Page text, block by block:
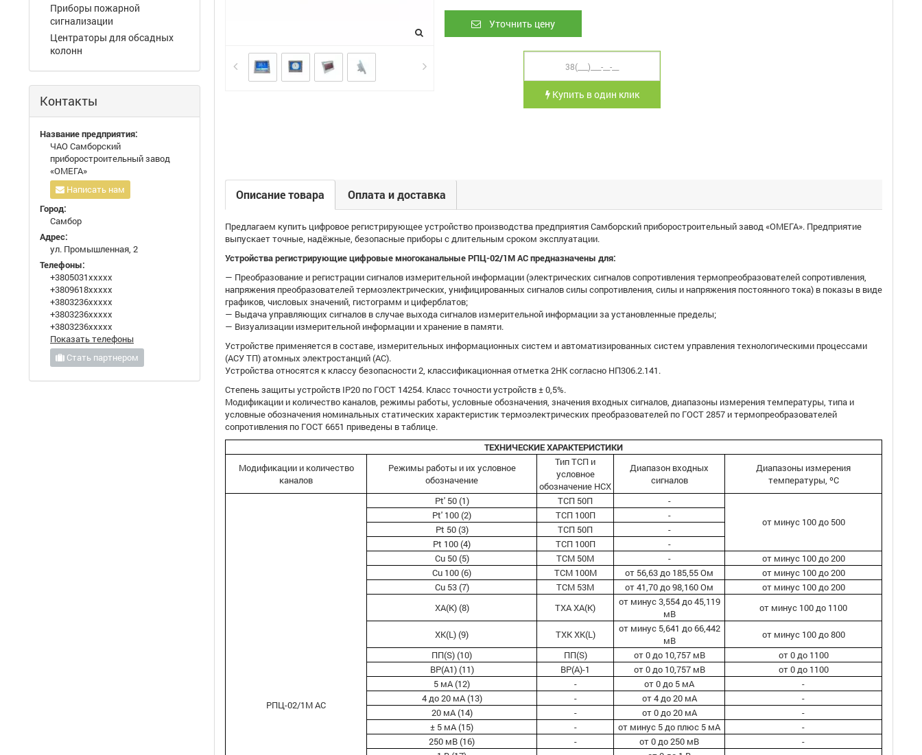
Уточнить цену
Купить в один клик
Описание товара Оплата и доставка
Предлагаем купить цифровое регистрирующее устройство производства предприятия Самборский приборостроительный завод «ОМЕГА». Предприятие
выпускает точные, надёжные, безопасные приборы с длительным сроком эксплуатации.
Устройства регистрирующие цифровые многоканальные РПЦ-02/1М АС предназначены для:
— Преобразование и регистрации сигналов измерительной информации (электрических сигналов сопротивления термопреобразователей сопротивления,
напряжения преобразователей термоэлектрических, унифицированных сигналов силы сопротивления, силы и напряжения постоянного тока) в показы в виде
графиков, числовых значений, гистограмм и циферблатов;
— Выдача управляющих сигналов в случае выхода сигналов измерительной информации за установленные пределы;
— Визуализации измерительной информации и хранение в памяти.
Устройстве применяется в составе, измерительных информационных систем и автоматизированных систем управления технологическими процессами
(АСУ ТП) атомных электростанций (АС).
Устройства относятся к классу безопасности 2, классификационная отметка 2НК согласно НП306.2.141.
Степень защиты устройств ІР20 по ГОСТ 14254. Класс точности устройств ± 0,5%.
Модификации и количество каналов, режимы работы, условные обозначения, значения входных сигналов, диапазоны измерения температуры, типа и
условные обозначения номинальных статических характеристик термоэлектрических преобразователей по ГОСТ 2857 и термопреобразователей
сопротивления по ГОСТ 6651 приведены в таблице.
ТЕХНИЧЕСКИЕ ХАРАКТЕРИСТИКИ
Модификации и количество
каналов
Режимы работы и их условное
обозначение
Тип ТСП и
условное
обозначение НСХ
Диапазон входных
сигналов
Диапазоны измерения
температуры, ºС
РПЦ-02/1М АС
Pt' 50 (1) ТСП 50П
-
от минус 100 до 500
Pt' 100 (2) ТСП 100П
-
Pt 50 (3)
ТСП 50П
-
Pt 100 (4)
ТСП 100П
-
Cu 50 (5)
ТСМ 50М -
от минус 100 до 200
Cu 100 (6)
ТСМ 100М от 56,63 до 185,55 Ом
от минус 100 до 200
Cu 53 (7)
ТСМ 53М от 41,70 до 98,160 Ом
от минус 100 до 200
ХА(К) (8)
ТХА ХА(К)
от минус 3,554 до 45,119
мВ
от минус 100 до 1100
ХК(L) (9) TXK XK(L)
от минус 5,641 до 66,442
мВ
от минус 100 до 800
ПП(S) (10)
ПП(S) от 0 до 10,757 мВ
от 0 до 1100
ВР(А1) (11)
ВР(А)-1 от 0 до 10,757 мВ
от 0 до 1100
5 мА (12)
- от 0 до 5 мА
-
4 до 20 мА (13)
- от 4 до 20 мА
-
20 мА (14)
- от 0 до 20 мА
-
± 5 мА (15)
- от минус 5 до плюс 5 мА
-
250 мВ (16)
- от 0 до 250 мВ
-
Приборы пожарной
сигнализации
Центраторы для обсадных
колонн
Контакты
Название предприятия:
ЧАО Самборский
приборостроительный завод
«ОМЕГА»
Написать нам
Город:
Самбор
Адрес:
ул. Промышленная, 2
Телефоны:
+3805031xxxxx
+3809618xxxxx
+3803236xxxxx
+3803236xxxxx
+3803236xxxxx
Показать телефоны
Стать партнером